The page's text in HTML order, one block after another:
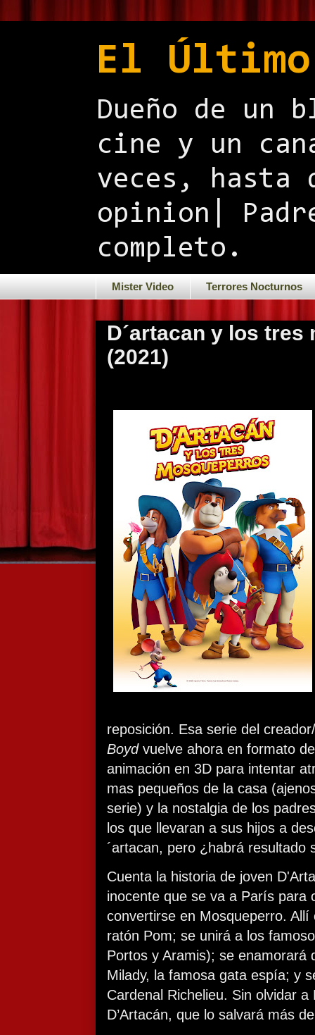
El
Dueño de un
cine y un
veces, hasta
opinion|
completo.
Mister Video Terrores Nocturnos
D´artacan y los tres
(2021)
reposición. Esa serie del
Boyd vuelve ahora en formato
animación en 3D para intentar
mas pequeños de la casa
serie) y la nostalgia de los
los que llevaran a sus hijos a
´artacan, pero ¿habrá resultado
Cuenta la historia de joven
inocente que se va a París para
convertirse en Mosqueperro.
ratón Pom; se unirá a los
Portos y Aramis); se enamorará
Milady, la famosa gata espía; y
Cardenal Richelieu. Sin olvidar a
D’Artacán, que lo salvará más